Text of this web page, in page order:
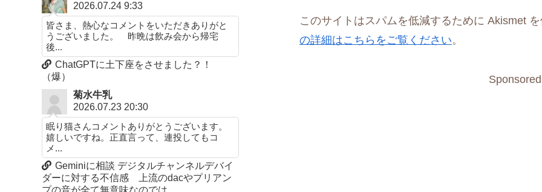
このサイトはスパムを低減するために Akismet
の詳細はこちらをご覧ください。
2026.07.24 9:33
皆さま、熱心なコメントをいただきありがと
うございました。 昨晩は飲み会から帰宅
後...
ChatGPTに土下座をさせました？！
（爆）
菊水牛乳
2026.07.23 20:30
眠り猫さんコメントありがとうございます。
嬉しいですね。正直言って、連投してもコ
メ...
Geminiに相談 デジタルチャンネルデバイ
ダーに対する不信感 上流のdacやプリアン